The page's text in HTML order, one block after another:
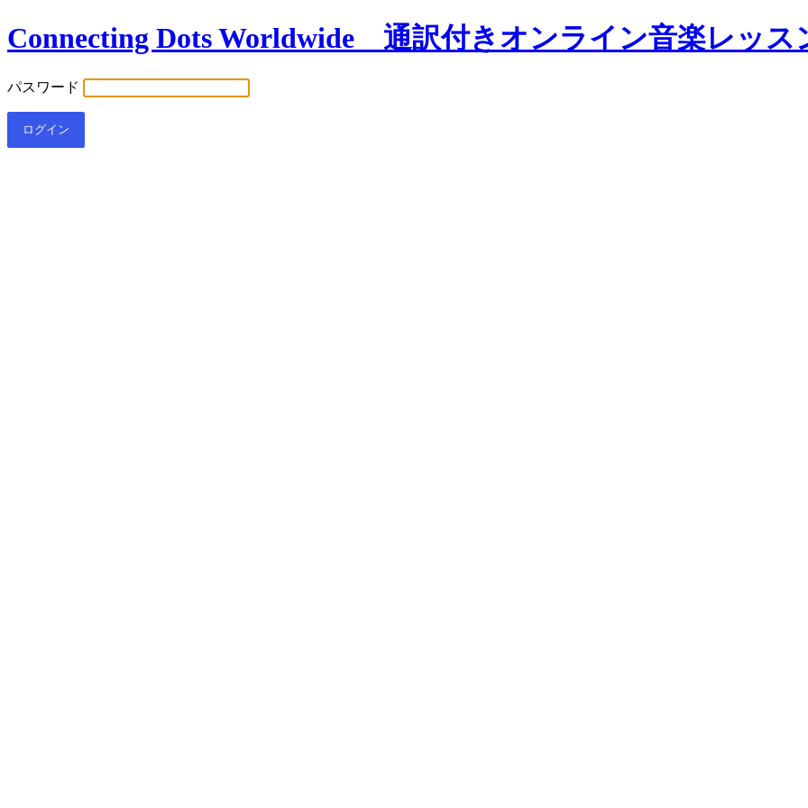
Connecting Dots Worldwide 通訳付きオンライン音楽レッス
パスワード